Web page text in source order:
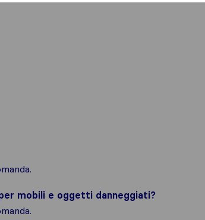
mobili e oggetti danneggiati?